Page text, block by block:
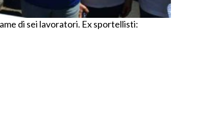
di sei lavoratori. Ex sportellisti: